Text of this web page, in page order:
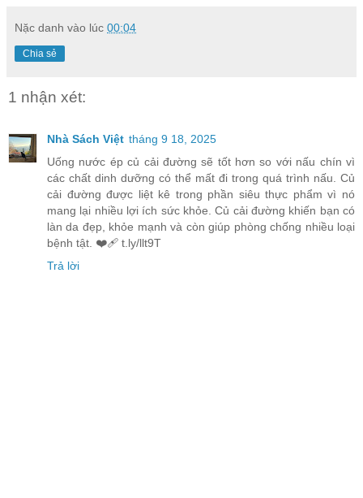
Nặc danh vào lúc 00:04
Chia sẻ
1 nhận xét:
Nhà Sách Việt tháng 9 18, 2025
Uống nước ép củ cải đường sẽ tốt hơn so với nấu chín vì
các chất dinh dưỡng có thể mất đi trong quá trình nấu. Củ
cải đường được liệt kê trong phần siêu thực phẩm vì nó
mang lại nhiều lợi ích sức khỏe. Củ cải đường khiến bạn có
làn da đẹp, khỏe mạnh và còn giúp phòng chống nhiều loại
bệnh tật. ❤️‍🩹 t.ly/llt9T
Trả lời